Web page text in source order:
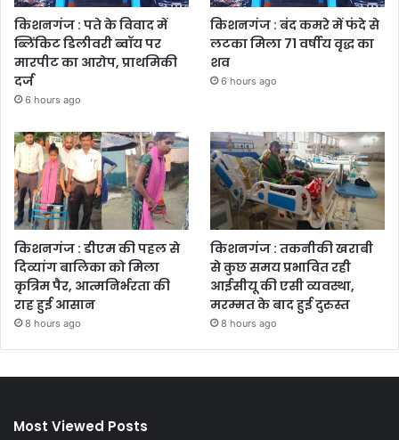
किशनगंज : पते के विवाद में
ब्लिंकिट डिलीवरी ब्वॉय पर
मारपीट का आरोप, प्राथमिकी
दर्ज
6 hours ago
किशनगंज : बंद कमरे में फंदे से
लटका मिला 71 वर्षीय वृद्ध का
शव
6 hours ago
किशनगंज : डीएम की पहल से
दिव्यांग बालिका को मिला
कृत्रिम पैर, आत्मनिर्भरता की
राह हुई आसान
8 hours ago
किशनगंज : तकनीकी खराबी
से कुछ समय प्रभावित रही
आईसीयू की एसी व्यवस्था,
मरम्मत के बाद हुई दुरुस्त
8 hours ago
Most Viewed Posts